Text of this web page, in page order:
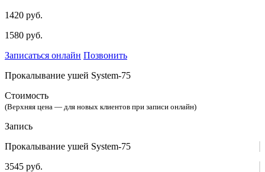
1420 руб.
1580 руб.
Записаться онлайн Позвонить
Прокалывание ушей System-75
Стоимость
(Верхняя цена — для новых клиентов при записи онлайн)
Запись
Прокалывание ушей System-75
3545 руб.